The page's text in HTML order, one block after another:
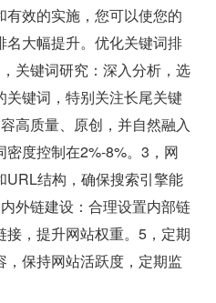
效的实施，您可以使您的
名大幅提升。优化关键词排
关键词研究：深入分析，选
键词，特别关注长尾关键
高质量、原创，并自然融入
度控制在2%-8%。3，网
URL结构，确保搜索引擎能
外链建设：合理设置内部链
，提升网站权重。5，定期
保持网站活跃度，定期监